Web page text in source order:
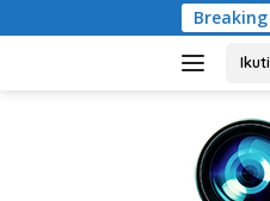
ke
S.H Nahkodai BPC